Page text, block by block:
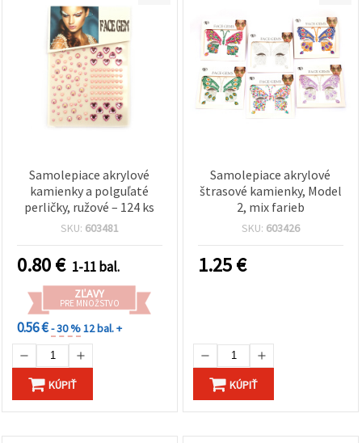
Samolepiace akrylové
kamienky a polguľaté
perličky, ružové – 124 ks
SKU: 603481
0.80€ 1-11 bal.
ZĽAVY
PRE MNOŽSTVO
0.56 €- 30 %12 bal. +
KÚPIŤ
Samolepiace akrylové
štrasové kamienky, Model
2, mix farieb
SKU: 603426
1.25€
KÚPIŤ